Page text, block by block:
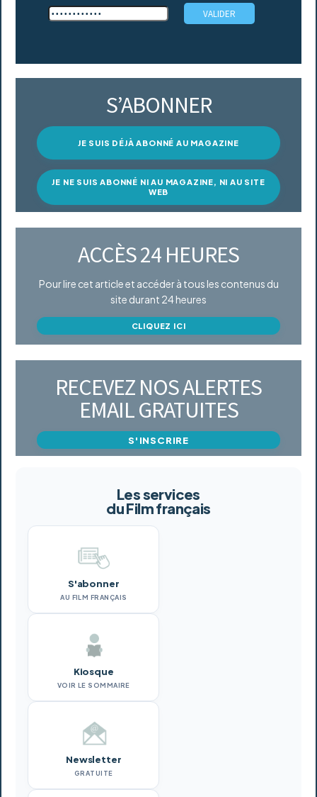
S’ABONNER
JE SUIS DÉJÀ ABONNÉ AU MAGAZINE
JE NE SUIS ABONNÉ NI AU MAGAZINE, NI AU SITE
WEB
ACCÈS 24 HEURES
Pour lire cet article et accéder à tous les contenus du
site durant 24 heures
CLIQUEZ ICI
RECEVEZ NOS ALERTES
EMAIL GRATUITES
S'INSCRIRE
Les services
du Film français
S'abonner
AU FILM FRANÇAIS
Kiosque
VOIR LE SOMMAIRE
Newsletter
GRATUITE